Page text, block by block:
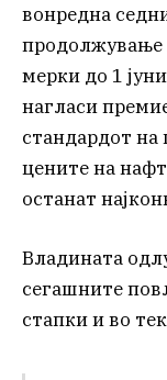
вонредна
продолжување
мерки до 1
нагласи
стандардот на
цените на
останат
Владината
сегашните
стапки и во